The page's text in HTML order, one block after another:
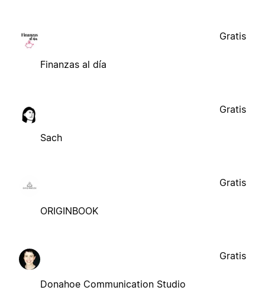
Finanzas al día
Gratis
Sach
Gratis
ORIGINBOOK
Gratis
Donahoe Communication Studio
Gratis